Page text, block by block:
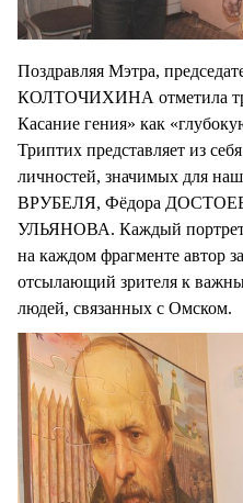
Поздравляя Мэтра,
КОЛТОЧИХИНА отметила
Касание гения» как
Триптих представляет из
личностей, значимых для
ВРУБЕЛЯ, Фёдора
УЛЬЯНОВА. Каждый портрет
на каждом фрагменте автор
отсылающий зрителя к
людей, связанных с Омском.